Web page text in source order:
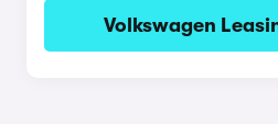
Volkswagen